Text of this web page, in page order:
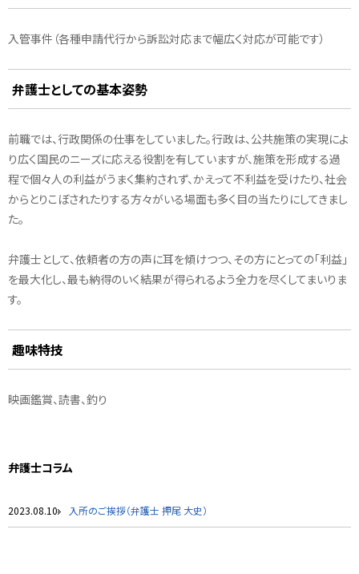
入管事件（各種申請代行から訴訟対応まで幅広く対応が可能です）
弁護士としての基本姿勢
前職では、行政関係の仕事をしていました。行政は、公共施策の実現によ
り広く国民のニーズに応える役割を有していますが、施策を形成する過
程で個々人の利益がうまく集約されず、かえって不利益を受けたり、社会
からとりこぼされたりする方々がいる場面も多く目の当たりにしてきまし
た。
弁護士として、依頼者の方の声に耳を傾けつつ、その方にとっての「利益」
を最大化し、最も納得のいく結果が得られるよう全力を尽くしてまいりま
す。
趣味特技
映画鑑賞、読書、釣り
弁護士コラム
2023.08.10 入所のご挨拶（弁護士 押尾 大史）